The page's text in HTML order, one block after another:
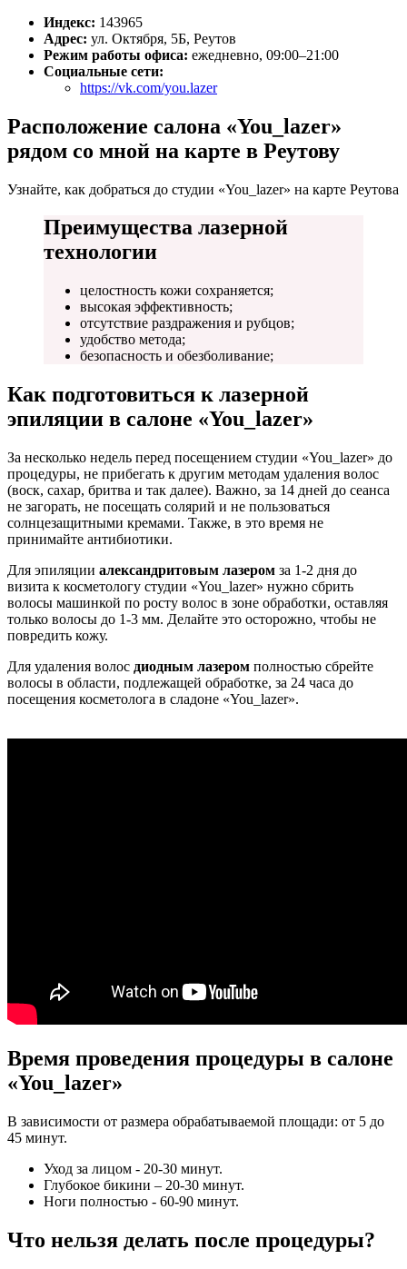
Индекс: 143965
Адрес: ул. Октября, 5Б, Реутов
Режим работы офиса: ежедневно, 09:00–21:00
Социальные сети:
https://vk.com/you.lazer
Расположение салона «You_lazer»
рядом со мной на карте в Реутову
Узнайте, как добраться до студии «You_lazer» на карте Реутова
Преимущества лазерной
технологии
целостность кожи сохраняется;
высокая эффективность;
отсутствие раздражения и рубцов;
удобство метода;
безопасность и обезболивание;
Как подготовиться к лазерной
эпиляции в салоне «You_lazer»
За несколько недель перед посещением студии «You_lazer» до
процедуры, не прибегать к другим методам удаления волос
(воск, сахар, бритва и так далее). Важно, за 14 дней до сеанса
не загорать, не посещать солярий и не пользоваться
солнцезащитными кремами. Также, в это время не
принимайте антибиотики.
Для эпиляции александритовым лазером за 1-2 дня до
визита к косметологу студии «You_lazer» нужно сбрить
волосы машинкой по росту волос в зоне обработки, оставляя
только волосы до 1-3 мм. Делайте это осторожно, чтобы не
повредить кожу.
Для удаления волос диодным лазером полностью сбрейте
волосы в области, подлежащей обработке, за 24 часа до
посещения косметолога в сладоне «You_lazer».
Время проведения процедуры в салоне
«You_lazer»
В зависимости от размера обрабатываемой площади: от 5 до
45 минут.
Уход за лицом - 20-30 минут.
Глубокое бикини – 20-30 минут.
Ноги полностью - 60-90 минут.
Что нельзя делать после процедуры?